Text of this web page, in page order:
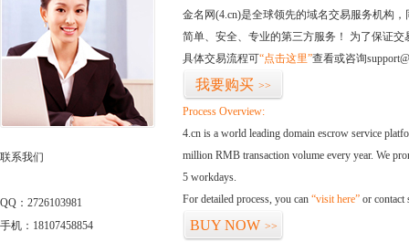
联系我们
QQ：2726103981
手机：18107458854
金名网(4.cn)是全球领先的域名交易服务机构
简单、安全、专业的第三方服务！ 为了保证
具体交易流程可“点击这里”查看或咨询
我要购买 >>
Process Overview:
4.cn is a world leading domain escrow service
million RMB transaction volume every year. We
5 workdays.
For detailed process, you can “visit here” or contact
BUY NOW >>